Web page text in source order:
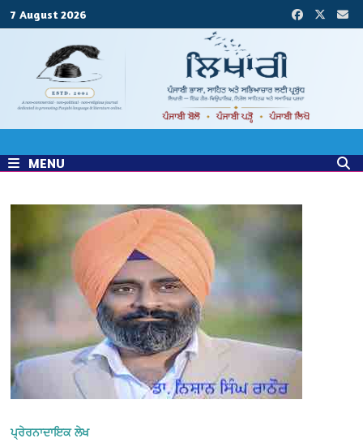
7 August 2026
MENU
ਪ੍ਰੇਰਨਾਦਾਇਕ ਲੇਖ